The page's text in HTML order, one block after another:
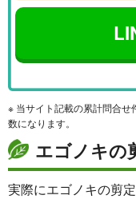
※ 当サイト記載の累計問合
数になります。
エゴノキの
実際にエゴノキの剪